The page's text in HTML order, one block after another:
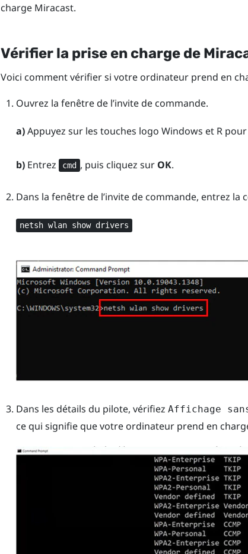
charge Miracast.
Vérifier la prise en charge de
Voici comment vérifier si votre ordinateur prend en
Ouvrez la fenêtre de l’invite de commande.
a)Appuyez sur les touches logo Windows et Rpour
b)Entrez cmd , puis cliquez sur OK.
Dans la fenêtre de l’invite de commande, entrez la
netsh wlan show drivers
Dans les détails du pilote, vérifiez Affichage
ce qui signifie que votre ordinateur prend en